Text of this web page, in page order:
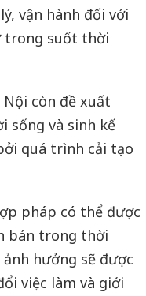
vận hành đối với
trong suốt thời
còn đề xuất
sống và sinh kế
quá trình cải tạo
pháp có thể được
bán trong thời
hưởng sẽ được
việc làm và giới